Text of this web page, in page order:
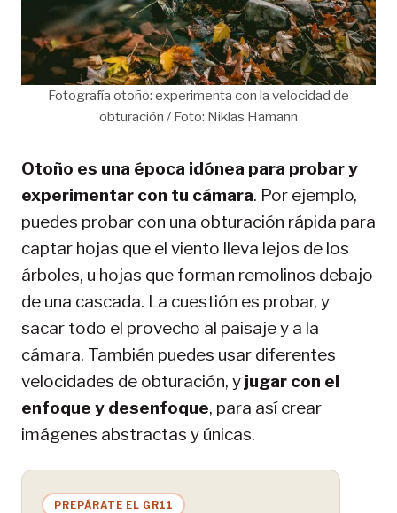
Fotografía otoño: experimenta con la velocidad de
obturación / Foto: Niklas Hamann
Otoño es una época idónea para probar y
experimentar con tu cámara. Por ejemplo,
puedes probar con una obturación rápida para
captar hojas que el viento lleva lejos de los
árboles, u hojas que forman remolinos debajo
de una cascada. La cuestión es probar, y
sacar todo el provecho al paisaje y a la
cámara. También puedes usar diferentes
velocidades de obturación, y jugar con el
enfoque y desenfoque, para así crear
imágenes abstractas y únicas.
PREPÁRATE EL GR11